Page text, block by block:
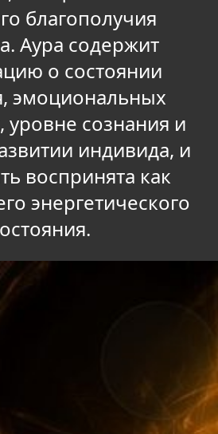
благополучия
Аура содержит
о состоянии
эмоциональных
уровне сознания и
индивида, и
воспринята как
энергетического